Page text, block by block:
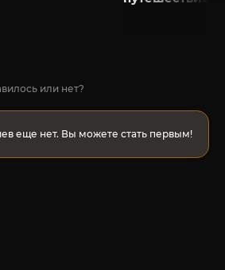
или нет?
еще нет. Вы можете стать первым!